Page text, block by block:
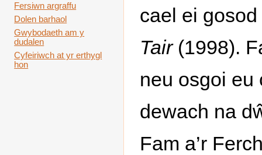
cael ei
Tair(1998).
neu osgoi eu
dewach na
Fam a’r
Fersiwn argraffu
Dolen barhaol
Gwybodaeth am y
dudalen
Cyfeiriwch at yr erthygl
hon